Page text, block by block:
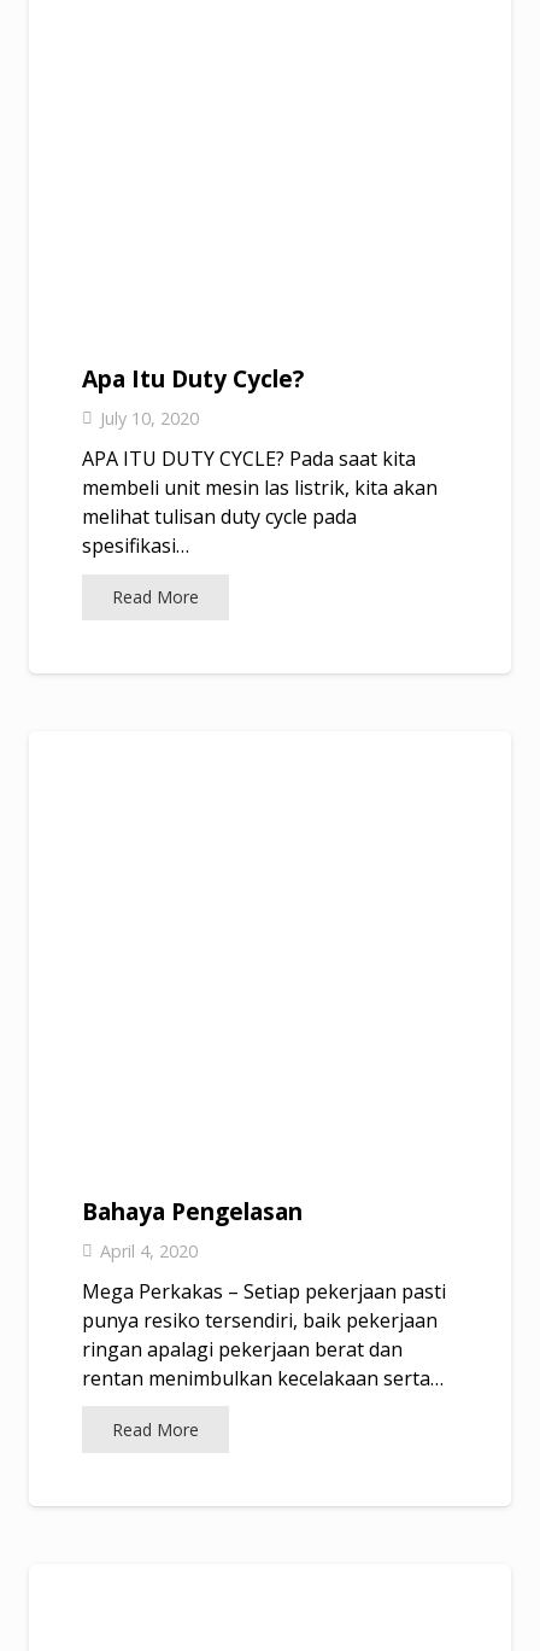
Apa Itu Duty Cycle?
July 10, 2020
APA ITU DUTY CYCLE? Pada saat kita
membeli unit mesin las listrik, kita akan
melihat tulisan duty cycle pada
spesifikasi…
Read More
Bahaya Pengelasan
April 4, 2020
Mega Perkakas – Setiap pekerjaan pasti
punya resiko tersendiri, baik pekerjaan
ringan apalagi pekerjaan berat dan
rentan menimbulkan kecelakaan serta…
Read More